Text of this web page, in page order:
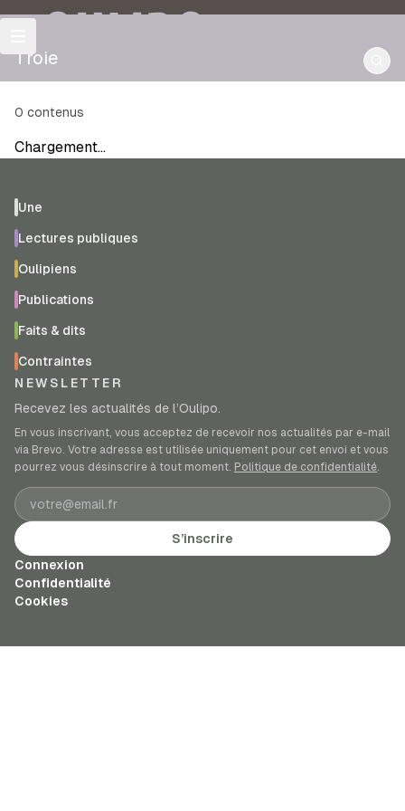
OULIPO
Troie
0 contenus
Chargement…
Une
Lectures publiques
Oulipiens
Publications
Faits & dits
Contraintes
NEWSLETTER
Recevez les actualités de l’Oulipo.
En vous inscrivant, vous acceptez de recevoir nos actualités par e-mail
via Brevo. Votre adresse est utilisée uniquement pour cet envoi et vous
pourrez vous désinscrire à tout moment. Politique de confidentialité.
Adresse e-mail
S’inscrire
Connexion
Confidentialité
Cookies